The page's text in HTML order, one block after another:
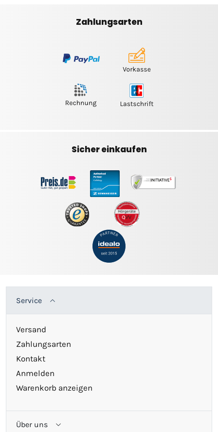
Zahlungsarten
Sicher einkaufen
Service
Versand
Zahlungsarten
Kontakt
Anmelden
Warenkorb anzeigen
Über uns